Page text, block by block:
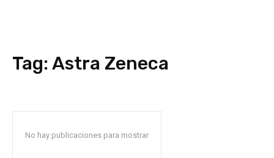
Tag: Astra Zeneca
No hay publicaciones para mostrar